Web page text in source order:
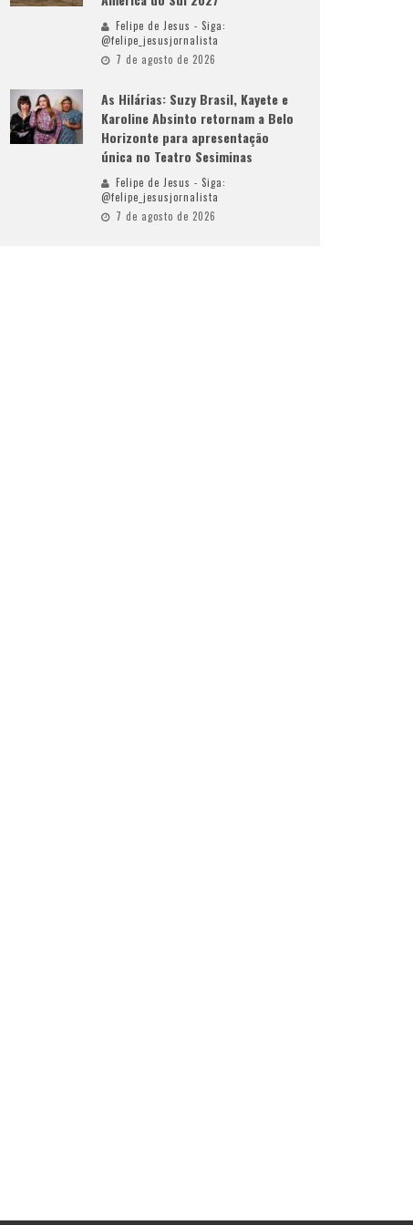
Felipe de Jesus - Siga:
@felipe_jesusjornalista
7 de agosto de 2026
As Hilárias: Suzy Brasil, Kayete e
Karoline Absinto retornam a Belo
Horizonte para apresentação
única no Teatro Sesiminas
Felipe de Jesus - Siga:
@felipe_jesusjornalista
7 de agosto de 2026